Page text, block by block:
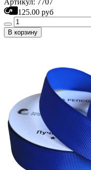
Артикул: 7707
125.00 руб
В корзину